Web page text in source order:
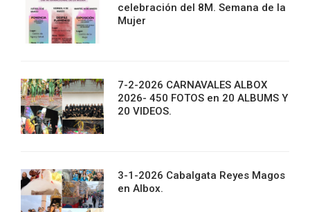
celebración del 8M. Semana de la
Mujer
7-2-2026 CARNAVALES ALBOX
2026- 450 FOTOS en 20 ALBUMS Y
20 VIDEOS.
3-1-2026 Cabalgata Reyes Magos
en Albox.